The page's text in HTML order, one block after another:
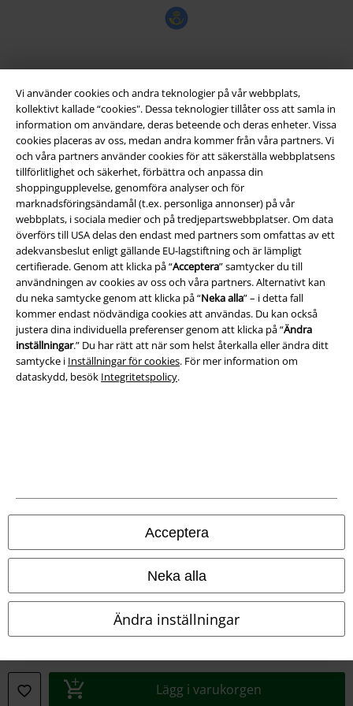
Vi använder cookies och andra teknologier på vår webbplats,
kollektivt kallade “cookies". Dessa teknologier tillåter oss att samla in
information om användare, deras beteende och deras enheter. Vissa
cookies placeras av oss, medan andra kommer från våra partners. Vi
och våra partners använder cookies för att säkerställa webbplatsens
tillförlitlighet och säkerhet, förbättra och anpassa din
shoppingupplevelse, genomföra analyser och för
marknadsföringsändamål (t.ex. personliga annonser) på vår
webbplats, i sociala medier och på tredjepartswebbplatser. Om data
överförs till USA delas den endast med partners som omfattas av ett
adekvansbeslut enligt gällande EU-lagstiftning och är lämpligt
certifierade. Genom att klicka på “Acceptera” samtycker du till
användningen av cookies av oss och våra partners. Alternativt kan
du neka samtycke genom att klicka på “Neka alla” – i detta fall
kommer endast nödvändiga cookies att användas. Du kan också
justera dina individuella preferenser genom att klicka på “Ändra
inställningar.” Du har rätt att när som helst återkalla eller ändra ditt
samtycke i Inställningar för cookies. För mer information om
dataskydd, besök Integritetspolicy.
Acceptera
Neka alla
Ändra inställningar
Lägg i varukorgen
EMP-appen
Ladda ner EMP-appen nu och ta del av många fördelar!
A Warner Music Group Company
Om oss
Avfallshantering och miljöskydd
Försäkran om överensstämmelse
Information om tillgänglighet
Inställningar för cookies